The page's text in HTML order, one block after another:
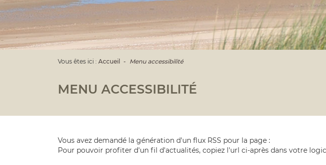
Vous êtes ici : Accueil Menu accessibilité
MENU ACCESSIBILITÉ
Vous avez demandé la génération d'un flux RSS pour la page :
Pour pouvoir profiter d'un fil d'actualités, copiez l'url ci-après dans votre